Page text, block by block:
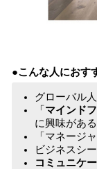
●こんな人におす
グローバル
「 マインド
に興味がある
「マネージ
ビジネスシ
コミュニケ